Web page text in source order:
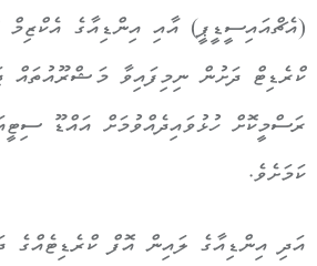
(އެޗްއައިސީޑީޕީ) އާއި އިންޑިއާގެ އެކްޒިމް
ކްރެޑިޓް ދަށުން ނިމިފައިވާ މަޝްރޫއުތައް
ރަސްމީކޮށް ހުޅުވައިދެއްވުމަށް އައްޑޫ
ކަމަށެވެ.
އަދި އިންޑިއާގެ ލައިން އޮފް ކްރެޑިޓެއްގެ